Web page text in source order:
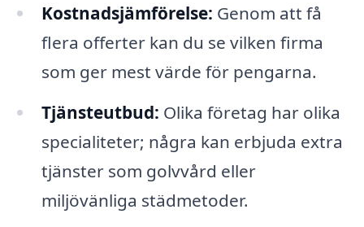
Kostnadsjämförelse: Genom att få
flera offerter kan du se vilken firma
som ger mest värde för pengarna.
Tjänsteutbud: Olika företag har olika
specialiteter; några kan erbjuda extra
tjänster som golvvård eller
miljövänliga städmetoder.